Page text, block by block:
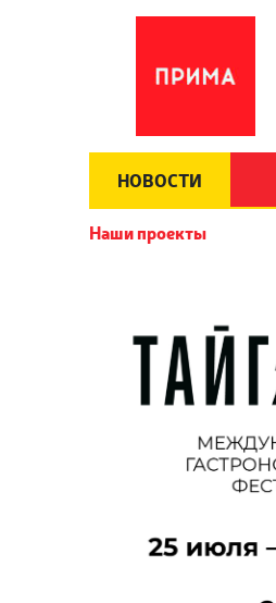
НОВОСТИ
Наши проекты